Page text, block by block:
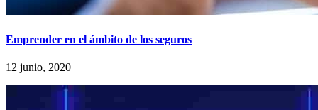
Emprender en el ámbito de los seguros
12 junio, 2020